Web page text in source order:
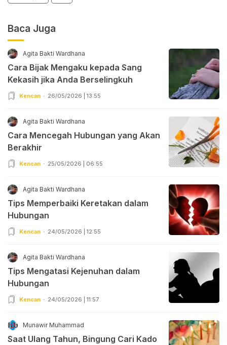
Baca Juga
Agita Bakti Wardhana
Cara Bijak Mengaku kepada Sang
Kekasih jika Anda Berselingkuh
Kencan 26/05/2026 | 13:55
Agita Bakti Wardhana
Cara Mencegah Hubungan yang Akan
Berakhir
Kencan 25/05/2026 | 06:55
Agita Bakti Wardhana
Tips Memperbaiki Keretakan dalam
Hubungan
Kencan 24/05/2026 | 12:55
Agita Bakti Wardhana
Tips Mengatasi Kejenuhan dalam
Hubungan
Kencan 24/05/2026 | 11:57
Munawir Muhammad
Saat Ulang Tahun, Bingung Cari Kado